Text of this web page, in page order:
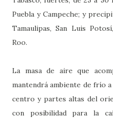
Puebla y Campeche; y
Tamaulipas, San Luis
Roo.
La masa de aire que
mantendrá ambiente de frío
centro y partes altas del
con posibilidad para la